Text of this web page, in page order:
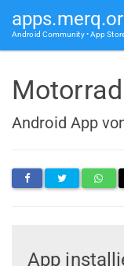
Android Community • App
Android App
App